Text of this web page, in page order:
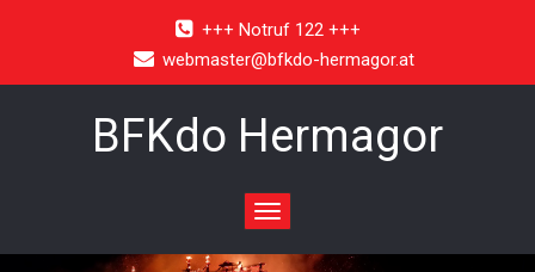
+++ Notruf 122 +++
webmaster@bfkdo-hermagor.at
BFKdo Hermagor
Toggle
navigation